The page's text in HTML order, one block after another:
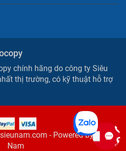
chính hãng do công ty Siêu
thị trường, có kỹ thuật hỗ trợ
- Powered by Siêu
Nam